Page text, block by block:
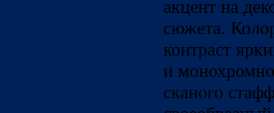
акцент на
сюжета.
контраст
и
сканого